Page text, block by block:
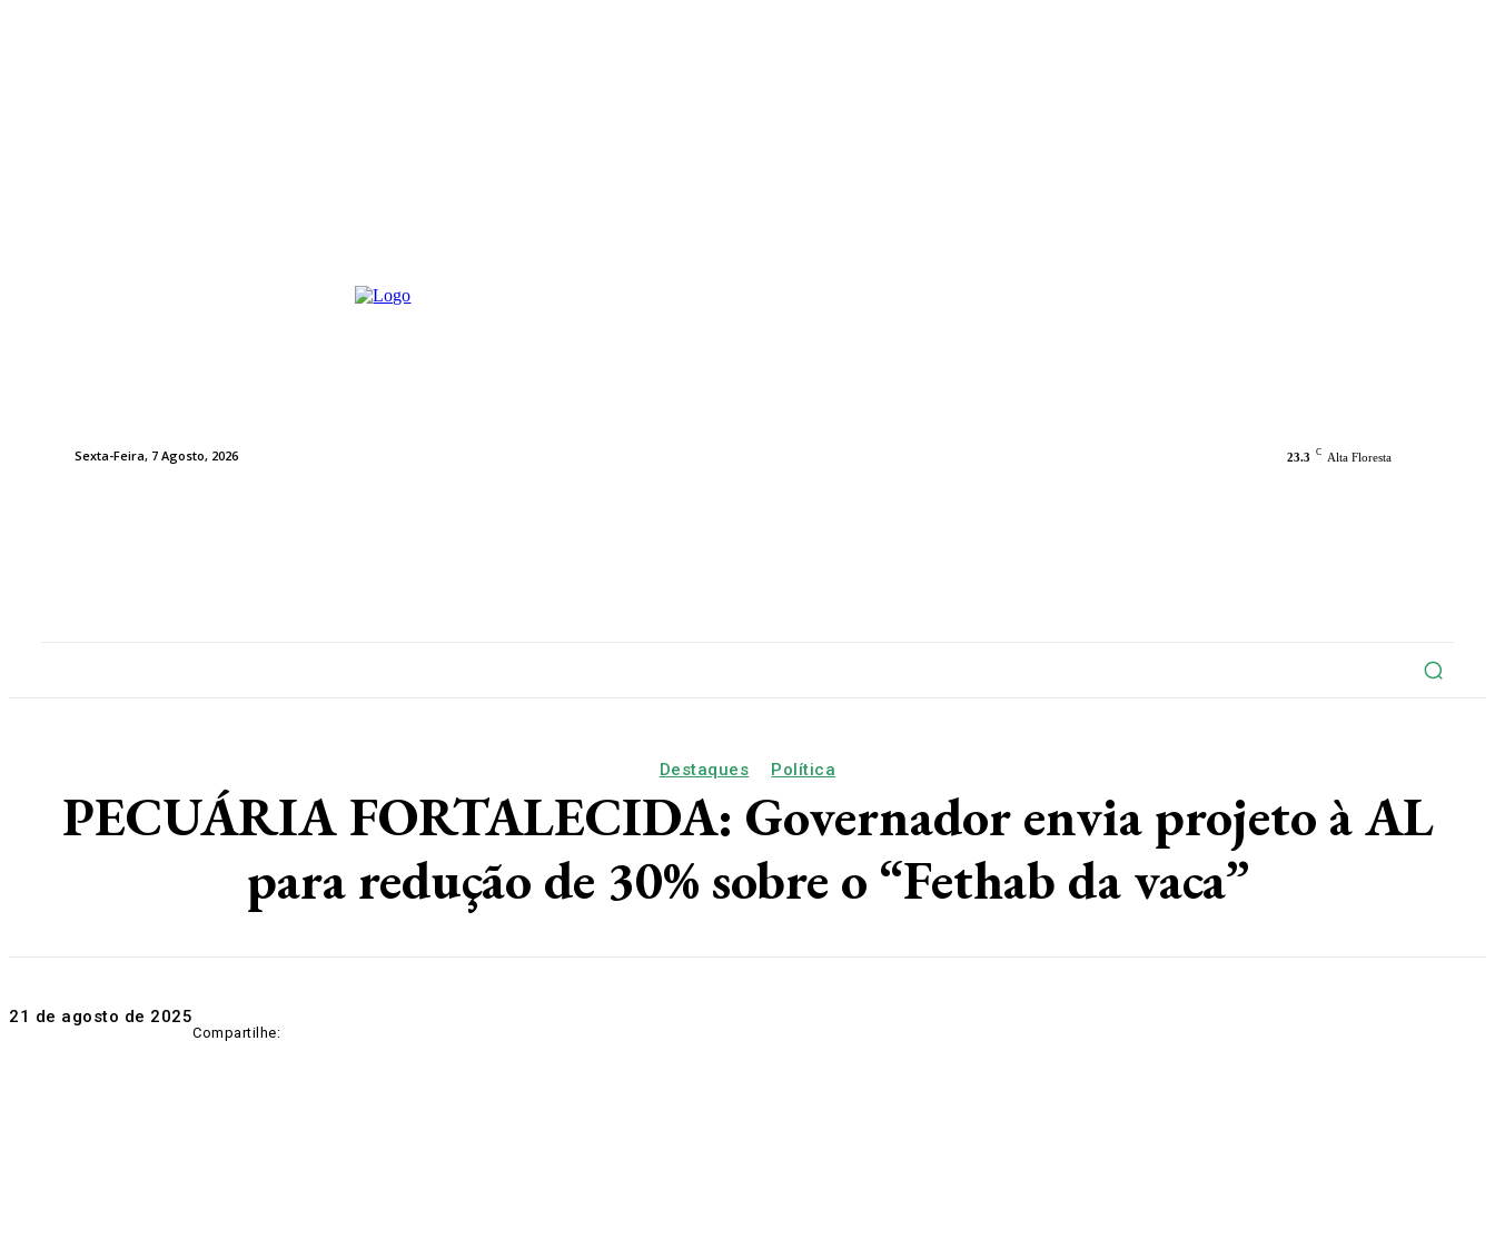
Sexta-Feira, 7 Agosto, 2026 23.3 C Alta Floresta
Destaques Política
PECUÁRIA FORTALECIDA: Governador envia projeto à AL
para redução de 30% sobre o “Fethab da vaca”
21 de agosto de 2025
Compartilhe: